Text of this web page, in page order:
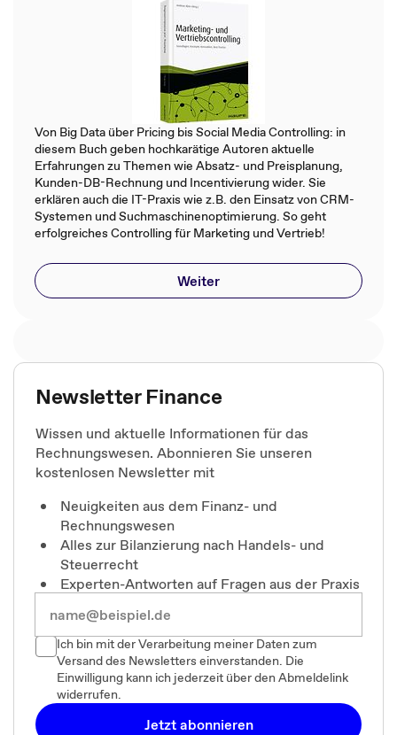
Von Big Data über Pricing bis Social Media Controlling: in
diesem Buch geben hochkarätige Autoren aktuelle
Erfahrungen zu Themen wie Absatz- und Preisplanung,
Kunden-DB-Rechnung und Incentivierung wider. Sie
erklären auch die IT-Praxis wie z.B. den Einsatz von CRM-
Systemen und Suchmaschinenoptimierung. So geht
erfolgreiches Controlling für Marketing und Vertrieb!
Weiter
Newsletter Finance
Wissen und aktuelle Informationen für das
Rechnungswesen. Abonnieren Sie unseren
kostenlosen Newsletter mit
Neuigkeiten aus dem Finanz- und
Rechnungswesen
Alles zur Bilanzierung nach Handels- und
Steuerrecht
Experten-Antworten auf Fragen aus der Praxis
Ich bin mit der Verarbeitung meiner Daten zum
Versand des Newsletters einverstanden. Die
Einwilligung kann ich jederzeit über den Abmeldelink
widerrufen.
Jetzt abonnieren